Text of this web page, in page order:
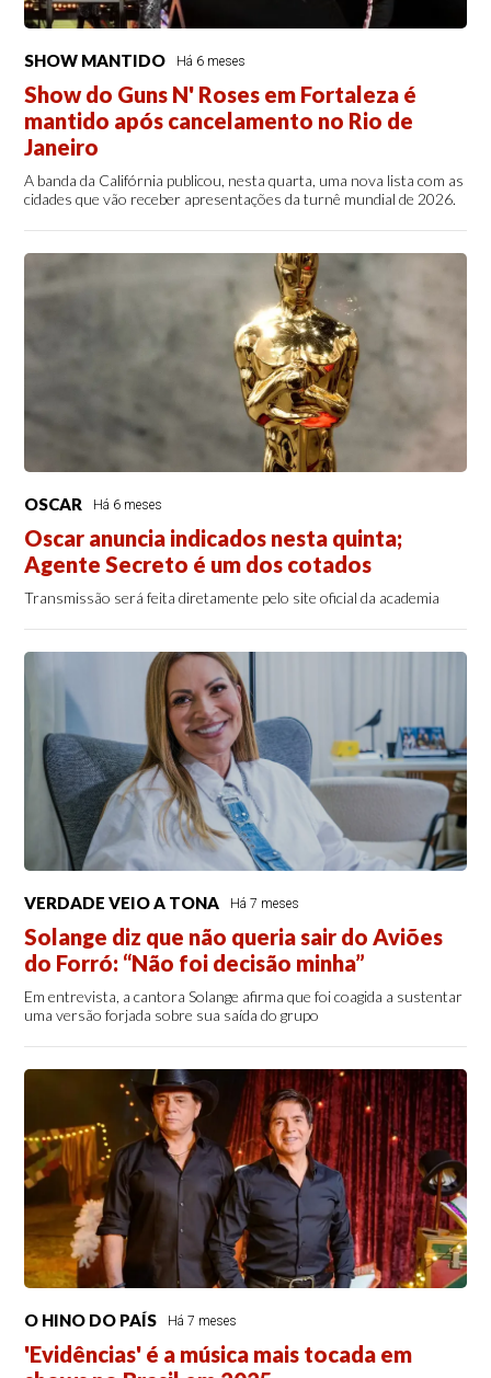
SHOW MANTIDO Há 6 meses
Show do Guns N' Roses em Fortaleza é
mantido após cancelamento no Rio de
Janeiro
A banda da Califórnia publicou, nesta quarta, uma nova lista com as
cidades que vão receber apresentações da turnê mundial de 2026.
OSCAR Há 6 meses
Oscar anuncia indicados nesta quinta;
Agente Secreto é um dos cotados
Transmissão será feita diretamente pelo site oficial da academia
VERDADE VEIO A TONA Há 7 meses
Solange diz que não queria sair do Aviões
do Forró: “Não foi decisão minha”
Em entrevista, a cantora Solange afirma que foi coagida a sustentar
uma versão forjada sobre sua saída do grupo
O HINO DO PAÍS Há 7 meses
'Evidências' é a música mais tocada em